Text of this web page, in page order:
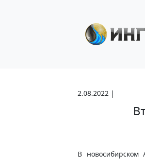
2.08.2022 |
В новосибирском